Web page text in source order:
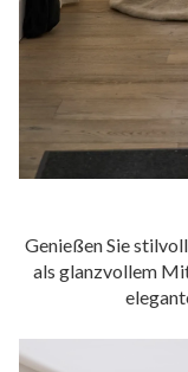
Genießen Sie
als glanzvollem